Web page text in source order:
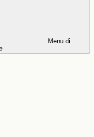
Menu di